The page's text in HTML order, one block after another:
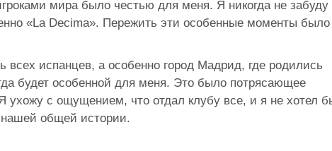
мира было честью для меня. Я никогда не забуду
«La Decima». Пережить эти особенные моменты было
всех испанцев, а особенно город Мадрид, где родились
будет особенной для меня. Это было потрясающее
ухожу с ощущением, что отдал клубу все, и я не хотел
общей истории.